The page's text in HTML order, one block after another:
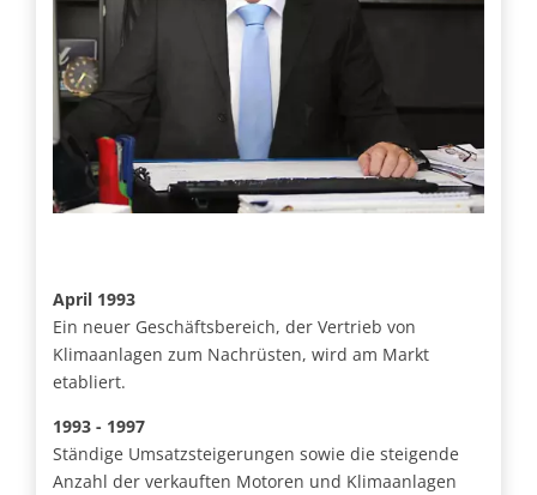
April 1993
Ein neuer Geschäftsbereich, der Vertrieb von
Klimaanlagen zum Nachrüsten, wird am Markt
etabliert.
1993 - 1997
Ständige Umsatzsteigerungen sowie die steigende
Anzahl der verkauften Motoren und Klimaanlagen